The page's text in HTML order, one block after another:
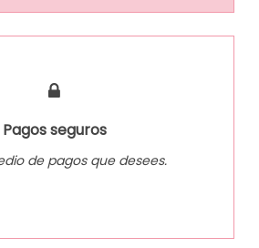
Pagos seguros
de pagos que desees.